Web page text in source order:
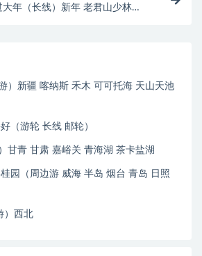
线）新年 老君山少林寺
）新疆 喀纳斯 禾木 可可托海 天山天池
（游轮 长线 邮轮）
甘青 甘肃 嘉峪关 青海湖 茶卡盐湖
园（周边游 威海 半岛 烟台 青岛 日照
）西北